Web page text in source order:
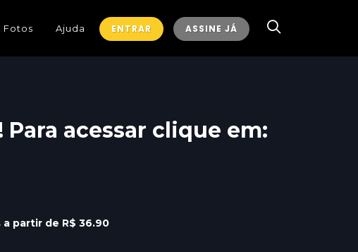
Fotos Ajuda ENTRAR ASSINE JÁ
Para acessar clique em:
a partir de R$ 36.90